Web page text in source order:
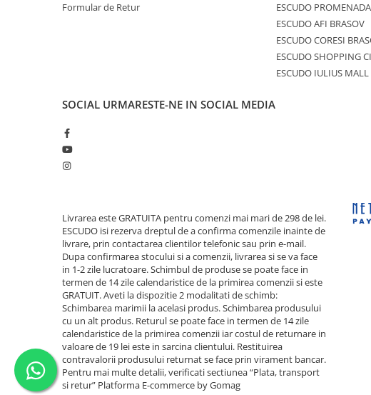
Formular de Retur
ESCUDO
ESCUDO AFI BRASOV
ESCUDO CORESI
ESCUDO SHOPPING
ESCUDO IULIUS MALL
SOCIAL URMARESTE-NE IN SOCIAL MEDIA
Livrarea este GRATUITA pentru comenzi mai mari de 298 de lei.
ESCUDO isi rezerva dreptul de a confirma comenzile inainte de
livrare, prin contactarea clientilor telefonic sau prin e-mail.
Dupa confirmarea stocului si a comenzii, livrarea si se va face
in 1-2 zile lucratoare. Schimbul de produse se poate face in
termen de 14 zile calendaristice de la primirea comenzii si este
GRATUIT. Aveti la dispozitie 2 modalitati de schimb:
Schimbarea marimii la acelasi produs. Schimbarea produsului
cu un alt produs. Returul se poate face in termen de 14 zile
calendaristice de la primirea comenzii iar costul de returnare in
valoare de 19 lei este in sarcina clientului. Restituirea
contravalorii produsului returnat se face prin virament bancar.
Pentru mai multe detalii, verificati sectiunea “Plata, transport
si retur” Platforma E-commerce by Gomag